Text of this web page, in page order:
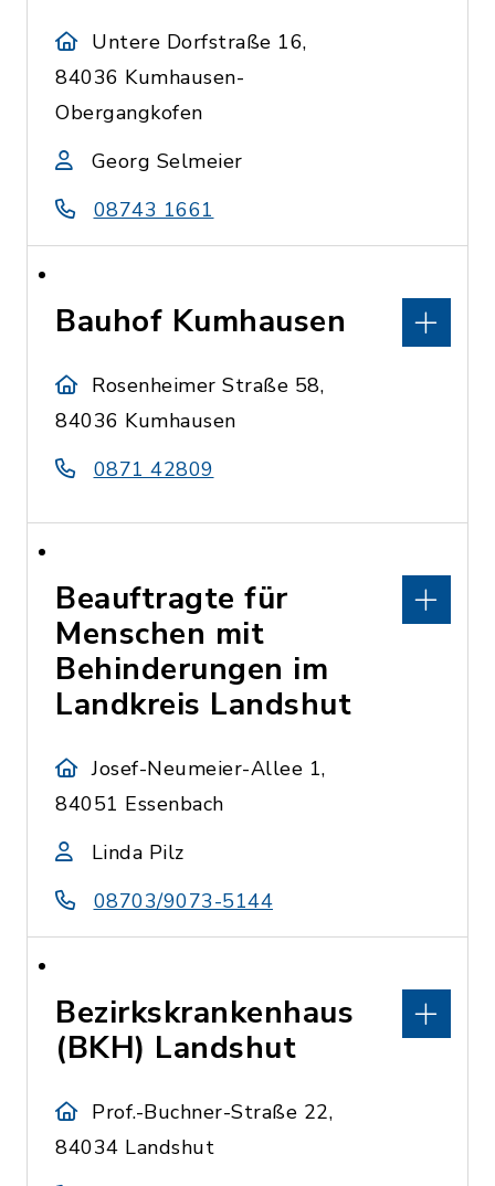
Untere Dorfstraße 16,
84036 Kumhausen-
Obergangkofen
Georg Selmeier
08743 1661
Bauhof Kumhausen
Rosenheimer Straße 58,
84036 Kumhausen
0871 42809
Beauftragte für
Menschen mit
Behinderungen im
Landkreis Landshut
Josef-Neumeier-Allee 1,
84051 Essenbach
Linda Pilz
08703/9073-5144
Bezirkskrankenhaus
(BKH) Landshut
Prof.-Buchner-Straße 22,
84034 Landshut